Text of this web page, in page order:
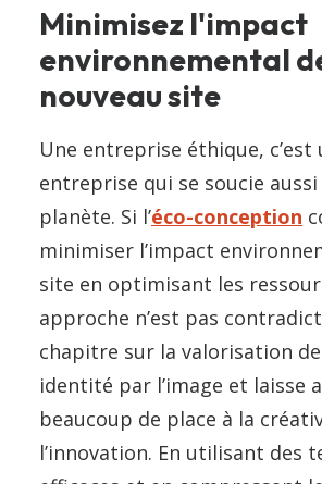
Minimisez l'impact
environnemental
nouveau site
Une entreprise éthique, c’est
entreprise qui se soucie aussi
planète. Si l’éco-conception
minimiser l’impact
site en optimisant les
approche n’est pas
chapitre sur la valorisation
identité par l’image et laisse
beaucoup de place à la
l’innovation. En utilisant des